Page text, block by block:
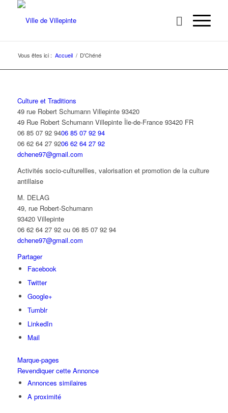
Vous êtes ici : Accueil / D'Chéné
Culture et Traditions
49 rue Robert Schumann Villepinte 93420
49 Rue Robert Schumann Villepinte Île-de-France 93420 FR
06 85 07 92 9406 85 07 92 94
06 62 64 27 9206 62 64 27 92
dchene97@gmail.com
Activités socio-culturellles, valorisation et promotion de la culture
antillaise
M. DELAG
49, rue Robert-Schumann
93420 Villepinte
06 62 64 27 92 ou 06 85 07 92 94
dchene97@gmail.com
Partager
Facebook
Twitter
Google+
Tumblr
LinkedIn
Mail
Marque-pages
Revendiquer cette Annonce
Annonces similaires
A proximité